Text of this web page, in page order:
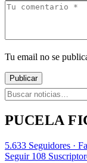
Tu email no se
Publicar
PUCELA
5.633 Seguidores ·
Seguir 108